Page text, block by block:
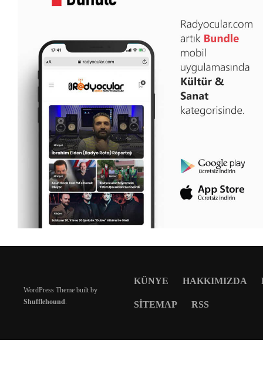
WordPress Theme built by
Shufflehound
KÜNYE HAKKIMIZDA
SITEMAP RSS